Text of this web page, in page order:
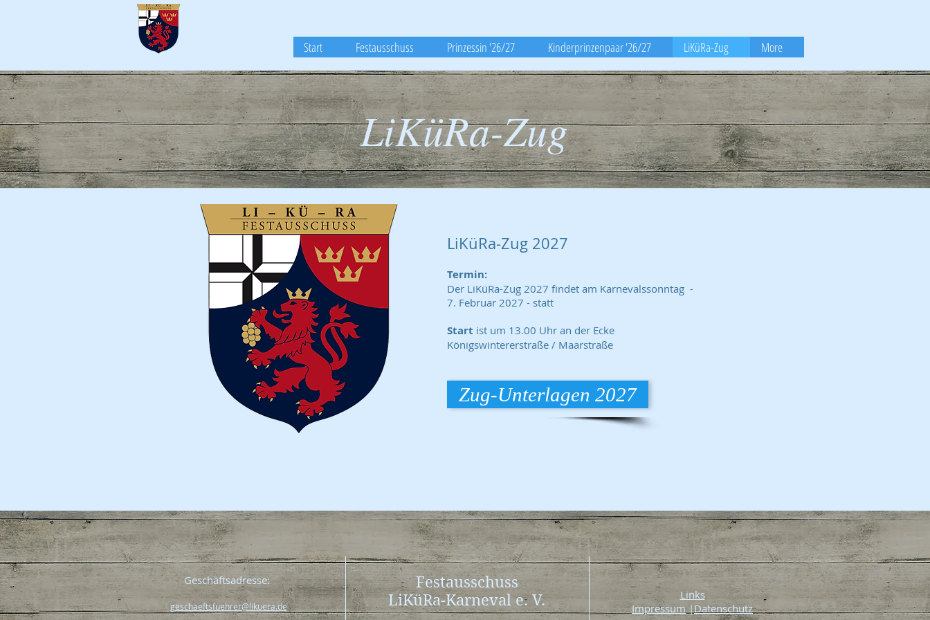
Start Festausschuss Prinzessin '26/27 Kinderprinzenpaar '26/27 LiKüRa-Zug More
LiKüRa-Zug
LiKüRa-Zug 2027
Termin:
Der LiKüRa-Zug 2027 findet am Karnevalssonntag -
7. Februar 2027 - statt
Start ist um 13.00 Uhr an der Ecke
Königswintererstraße / Maarstraße
Zug-Unterlagen 2027
Geschäftsadresse:
geschaeftsfuehrer@likuera.de
Links
Impressum|Datenschutz
Festausschuss
LiKüRa-Karneval e. V.